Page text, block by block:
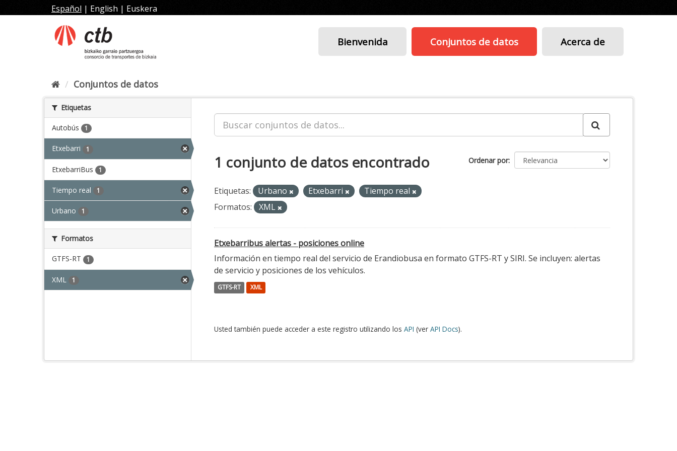
al
Español | English | Euskera
Bienvenida Conjuntos de datos Acerca de
Conjuntos de datos
Etiquetas
Autobús 1
Etxebarri 1
EtxebarriBus 1
Tiempo real 1
Urbano 1
Formatos
GTFS-RT 1
XML 1
Ordenar por
1 conjunto de datos encontrado
Etiquetas: Urbano Etxebarri
Tiempo real
Formatos:
XML
Etxebarribus alertas - posiciones online
Información en tiempo real del servicio de Erandiobusa en formato GTFS-RT y SIRI. Se incluyen: alertas
de servicio y posiciones de los vehículos.
GTFS-RT XML
Usted también puede acceder a este registro utilizando los API (ver API Docs).